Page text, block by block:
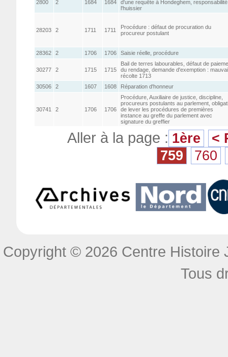
2800 2 1684 1684
d'une requête à Hondeghem,
l'huissier
28203 2 1711 1711
Procédure : défaut de procuration du
procureur postulant
28362 2 1706 1706 Saisie réelle, procédure
30277 2 1715 1715
Bail de terres labourables, défaut de
du rendage, demande d'exemption :
récolte 1713
30506
2 1607 1608 Réparation d'honneur
30741 2 1706 1706
Procédure, Auxiliaire de justice, discipline,
procureurs postulants au parlement,
de lever les procédures de premières
instance au greffe du parlement avec
signature du greffier
Aller à la page : 1ère
<
759
760
Copyright © 2026 Centre Histoire
Tous